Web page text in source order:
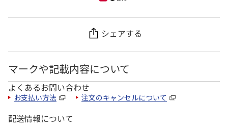
シェアする
マークや記載内容について
よくあるお問い合わせ
お支払い方法 注文のキャンセルについて
配送情報について